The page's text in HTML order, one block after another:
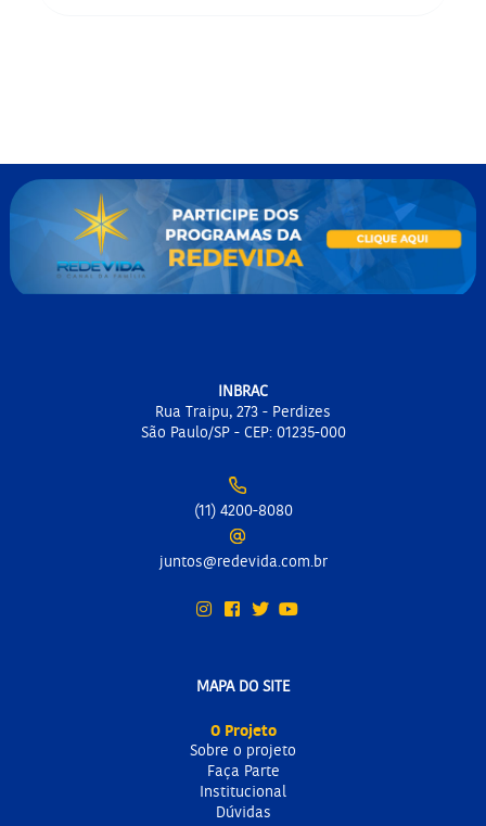
INBRAC
Rua Traipu, 273 - Perdizes
São Paulo/SP - CEP: 01235-000
(11) 4200-8080
juntos@redevida.com.br
MAPA DO SITE
O Projeto
Sobre o projeto
Faça Parte
Institucional
Dúvidas